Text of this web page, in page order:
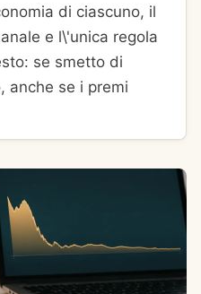
di ciascuno, il
e l\'unica regola
se smetto di
anche se i premi